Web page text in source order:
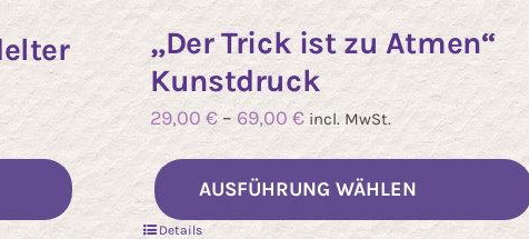
Dieses
Produkt
„Der Trick ist zu Atmen“
Kunstdruck
29,00€ – 69,00€ incl. MwSt.
AUSFÜHRUNG WÄHLEN
Details